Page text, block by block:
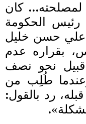
لمصلحته… كان
رئيس الحكومة
علي حسن خليل
بقراره عدم
قبيل نحو نصف
طُلِب من
رد بالقول: